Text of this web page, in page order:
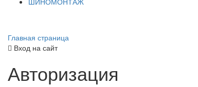
Главная страница
Вход на сайт
Авторизация